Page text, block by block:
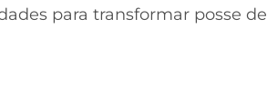
para transformar posse de